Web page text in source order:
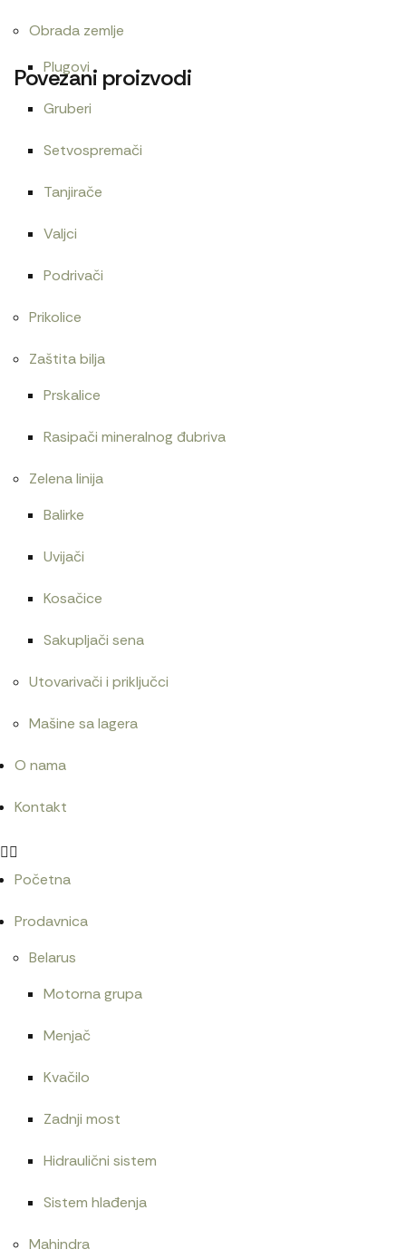
Obrada zemlje
Plugovi
Gruberi
Setvospremači
Tanjirače
Valjci
Podrivači
Prikolice
Zaštita bilja
Prskalice
Rasipači mineralnog đubriva
Zelena linija
Balirke
Uvijači
Kosačice
Sakupljači sena
Utovarivači i priključci
Mašine sa lagera
O nama
Kontakt
Početna
Prodavnica
Belarus
Motorna grupa
Menjač
Kvačilo
Zadnji most
Hidraulični sistem
Sistem hlađenja
Mahindra
Povezani proizvodi
Cev goriva T25 1104150
480RSD
480